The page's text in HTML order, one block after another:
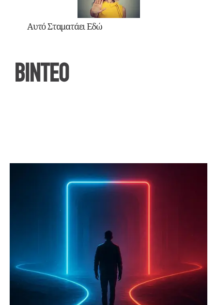
Αυτό Σταματάει Εδώ
ΒΙΝΤΕΟ